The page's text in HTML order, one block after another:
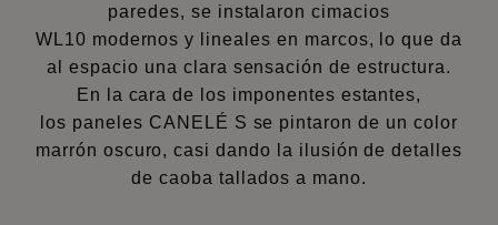
paredes, se instalaroncimacios
WL10 modernos y lineales en marcos, lo que da
al espacio una clara sensación de estructura.
En la cara de los imponentes estantes,
los paneles CANELÉ S se pintaron de un color
marrón oscuro, casi dando la ilusión de detalles
de caoba tallados a mano.